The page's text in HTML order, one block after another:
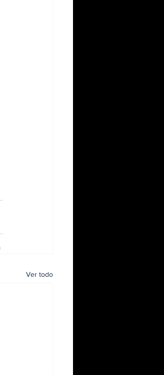
Ver todo